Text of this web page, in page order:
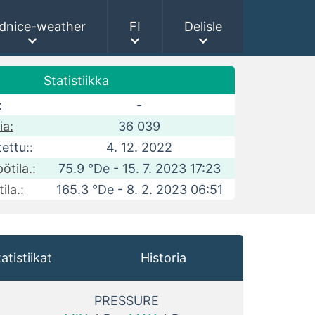
weather FI Delisle
Statistiikka
-
36 039
4. 12. 2022
75.9 °De - 15. 7. 2023 17:23
165.3 °De - 8. 2. 2023 06:51
Historia
PRESSURE